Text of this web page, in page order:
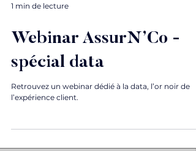
1 min de lecture
Webinar AssurN’Co -
spécial data
Retrouvez un webinar dédié à la data, l’or noir de
l’expérience client.